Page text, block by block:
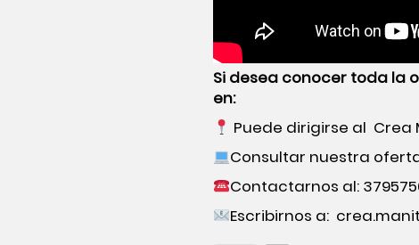
Si desea conocer toda la
en:
Puede dirigirse al Crea
Consultar nuestra
Contactarnos al:
Escribirnos a: